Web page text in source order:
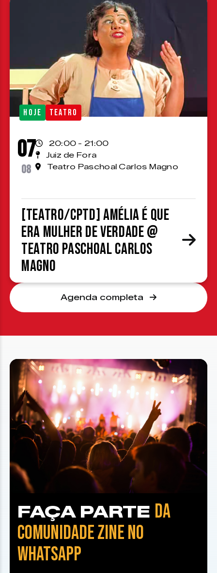
HOJE TEATRO
07
08
20:00 - 21:00
Juiz de Fora
Teatro Paschoal Carlos Magno
[TEATRO/CPTD] Amélia é que
era mulher de verdade @
Teatro Paschoal Carlos
Magno
Agenda completa
FAÇA PARTE DA
COMUNIDADE ZINE NO
WHATSAPP